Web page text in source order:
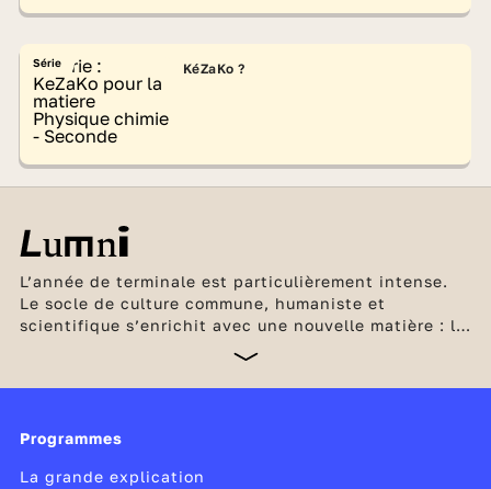
Série KéZaKo ?
L’année de terminale est particulièrement intense.
Le socle de culture commune, humaniste et
scientifique s’enrichit avec une nouvelle matière : la
spécialité et peuvent ajouter 1 ou 2 enseignements
baccalauréat repose sur les évaluations communes,
terminales de philosophie et du
Programmes
La grande explication